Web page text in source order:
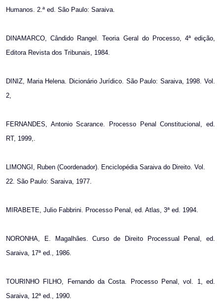
Humanos. 2.ª ed. São Paulo: Saraiva.
DINAMARCO, Cândido Rangel. Teoria Geral do Processo, 4ª edição,
Editora Revista dos Tribunais, 1984.
DINIZ, Maria Helena. Dicionário Jurídico. São Paulo: Saraiva, 1998. Vol.
2,
FERNANDES, Antonio Scarance. Processo Penal Constitucional, ed.
RT, 1999,.
LIMONGI, Ruben (Coordenador). Enciclopédia Saraiva do Direito. Vol.
22. São Paulo: Saraiva, 1977.
MIRABETE, Julio Fabbrini. Processo Penal, ed. Atlas, 3ª ed. 1994.
NORONHA, E. Magalhães. Curso de Direito Processual Penal, ed.
Saraiva, 17ª ed., 1986.
TOURINHO FILHO, Fernando da Costa. Processo Penal, vol. 1, ed.
Saraiva, 12ª ed., 1990.